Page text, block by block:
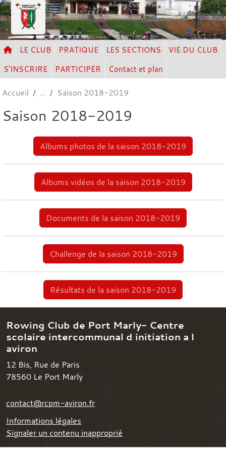
Rowing Club de Port Marly
LE CLUB PRATIQUE LES SECTIONS
VIE DU CLUB
S'INSCRIRE
PARTICIPER Contact et plan
Accueil Saison 2018-2019
Saison 2018-2019
Albums photos de la saison 2018-2019
Albums vidéos de la saison 2018-2019
Documents de la saison 2018-2019
Challenge de la saison 2018-2019
Résultats de la saison 2018-2019
Rowing Club de Port Marly- Centre
scolaire intercommunal d initiation a l
aviron
12 Bis, Rue de Paris
78560 Le Port Marly
contact@rcpm-aviron.fr
Informations légales
Signaler un contenu inapproprié
Panneau de gestion des cookies